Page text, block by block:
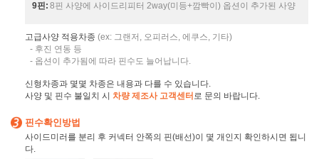
9핀: 8핀 사양에 사이드리피터 2way(미등+깜빡이) 옵션이 추가된 사양
고급사양 적용차종 (ex: 그랜저, 오피러스, 에쿠스, 기타)
- 후진 연동 등
- 옵션이 추가됨에 따라 핀수도 늘어납니다.
신형차종과 몇몇 차종은 내용과 다를 수 있습니다.
사양 및 핀수 불일치 시 차량 제조사 고객센터 로 문의 바랍니다.
핀수확인방법
사이드미러를 분리 후 커넥터 안쪽의 핀(배선)이 몇 개인지 확인하시면 됩니
다.